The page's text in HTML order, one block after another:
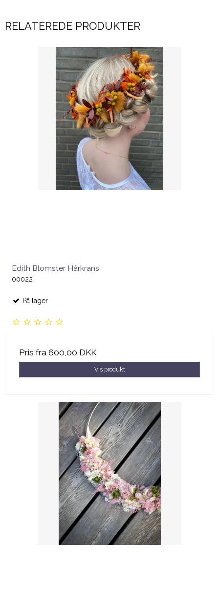
RELATEREDE PRODUKTER
Edith Blomster Hårkrans
00022
På lager
Pris fra 600,00 DKK
Vis produkt